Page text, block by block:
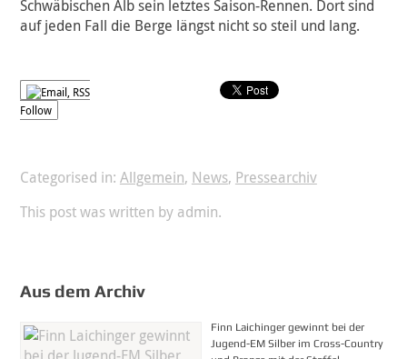
Schwäbischen Alb sein letztes Saison-Rennen. Dort sind
auf jeden Fall die Berge längst nicht so steil und lang.
Follow
Categorised in: Allgemein, News, Pressearchiv
This post was written by admin.
Aus dem Archiv
Finn Laichinger gewinnt bei der
Jugend-EM Silber im Cross-Country